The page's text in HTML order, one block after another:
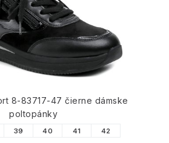
8-83717-47 čierne dámske
poltopánky
39 40 41 42